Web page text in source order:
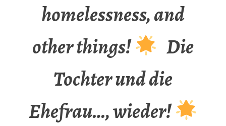
homelessness, and
other things!
Die
Tochter und die
Ehefrau…, wieder!